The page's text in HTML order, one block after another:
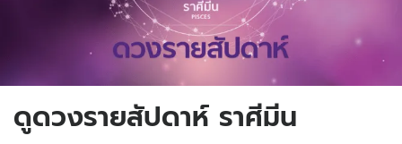
ดูดวงรายสัปดาห์ ราศีมีน